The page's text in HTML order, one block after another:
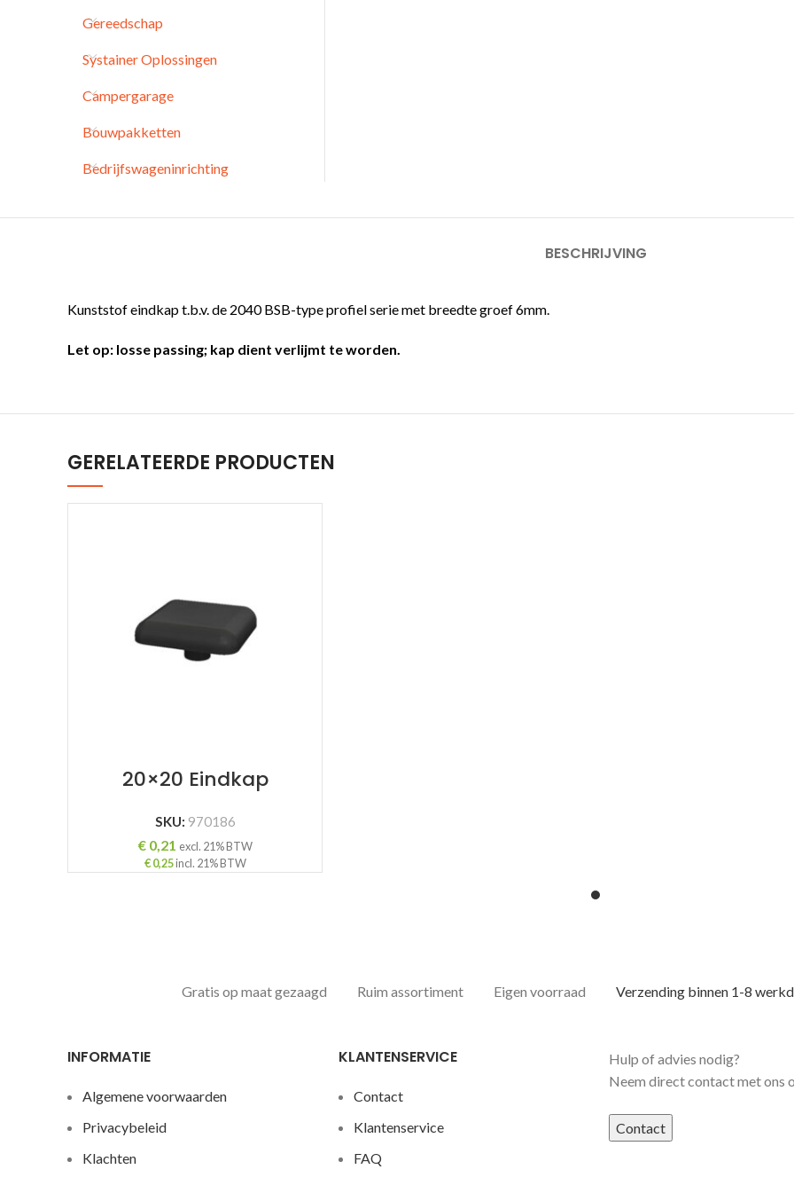
Gereedschap
Systainer Oplossingen
Campergarage
Bouwpakketten
Bedrijfswageninrichting
BESCHRIJVING
Kunststof eindkap t.b.v. de 2040 BSB-type profiel serie met breedte groef 6mm.
Let op: losse passing; kap dient verlijmt te worden.
GERELATEERDE PRODUCTEN
20×20 Eindkap
SKU: 970186
€0,21 excl. 21% BTW
€0,25incl. 21% BTW
Gratis op maat gezaagd Ruim assortiment Eigen voorraad Verzending binnen 1-8
INFORMATIE
Algemene voorwaarden
Privacybeleid
Klachten
KLANTENSERVICE
Contact
Klantenservice
FAQ
Hulp of advies nodig?
Neem direct contact met ons
Contact